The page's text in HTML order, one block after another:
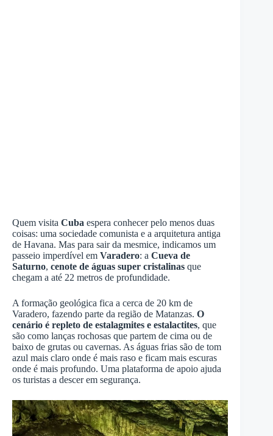
Quem visita Cuba espera conhecer pelo menos duas
coisas: uma sociedade comunista e a arquitetura antiga
de Havana. Mas para sair da mesmice, indicamos um
passeio imperdível em Varadero: a Cueva de
Saturno, cenote de águas super cristalinas que
chegam a até 22 metros de profundidade.
A formação geológica fica a cerca de 20 km de
Varadero, fazendo parte da região de Matanzas. O
cenário é repleto de estalagmites e estalactites, que
são como lanças rochosas que partem de cima ou de
baixo de grutas ou cavernas. As águas frias são de tom
azul mais claro onde é mais raso e ficam mais escuras
onde é mais profundo. Uma plataforma de apoio ajuda
os turistas a descer em segurança.